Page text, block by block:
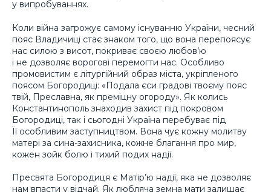
у випробуваннях.
Коли війна загрожує самому існуванню України, чесний
пояс Владичиці стає знаком того, що вона перепоясує
нас силою з висот, покриває своєю любов’ю
і не дозволяє ворогові перемогти нас. Особливо
промовистим є літургійний образ міста, укріпленого
поясом Богородиці: «Подала єси градові твоєму пояс
твій, Преславна, як преміцну огороду». Як колись
Константинополь знаходив захист під покровом
Богородиці, так і сьогодні Україна перебуває під
Її особливим заступництвом. Вона чує кожну молитву
матері за сина-захисника, кожне благання про мир,
кожен зойк болю і тихий подих надії.
Пресвята Богородиця є Матір’ю надії, яка не дозволяє
нам впасти у відчай. Як любляча земна мати залишає